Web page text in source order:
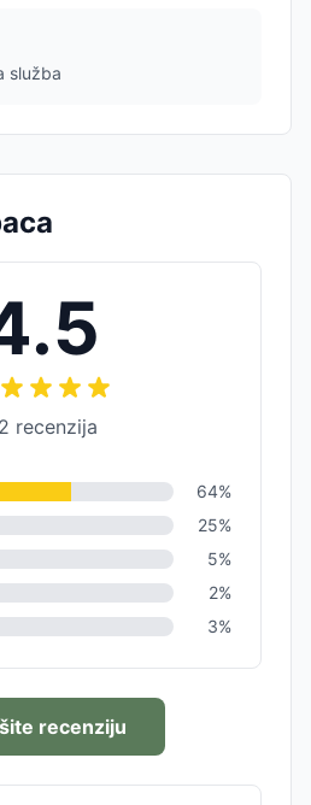
služba
recenzija
64%
25%
5%
2%
3%
recenziju